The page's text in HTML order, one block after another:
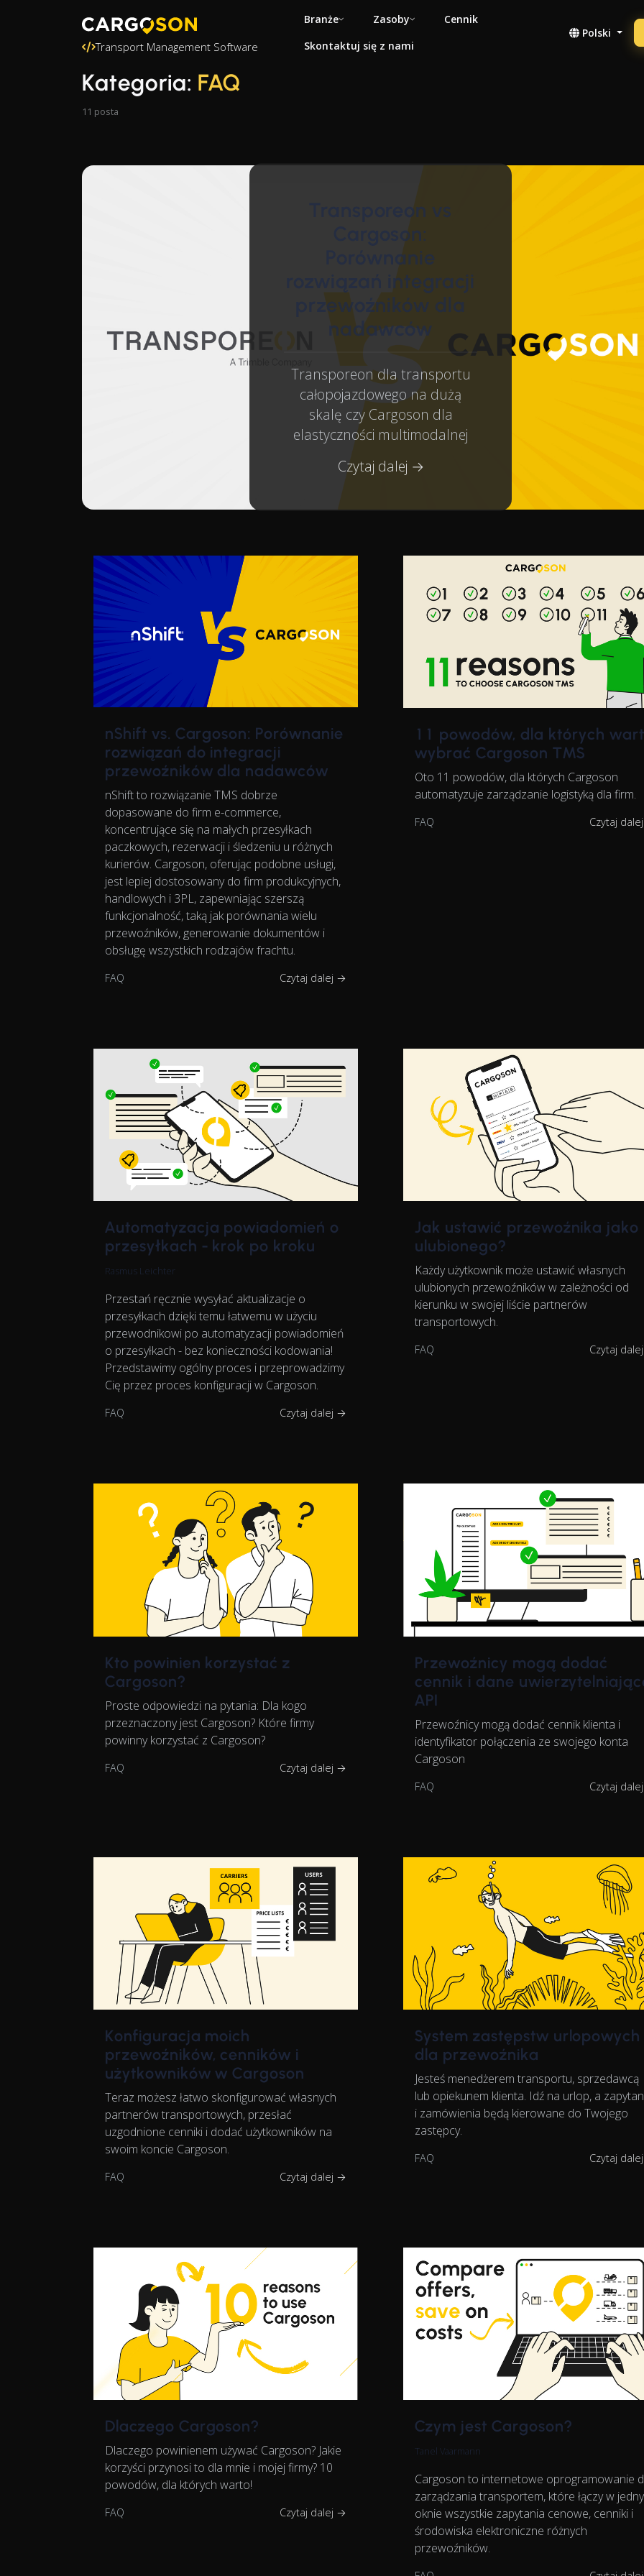
Transport Management Software
Branże Zasoby
Cennik
Skontaktuj się z nami
Polski
Kategoria: FAQ
11 posta
Transporeon vs
Cargoson:
Porównanie
rozwiązań integracji
przewoźników dla
nadawców
Transporeon dla transportu
całopojazdowego na dużą
skalę czy Cargoson dla
elastyczności multimodalnej
Czytaj dalej →
nShift vs. Cargoson: Porównanie
rozwiązań do integracji
przewoźników dla nadawców
nShift to rozwiązanie TMS dobrze
dopasowane do firm e-commerce,
koncentrujące się na małych przesyłkach
paczkowych, rezerwacji i śledzeniu u różnych
kurierów. Cargoson, oferując podobne usługi,
jest lepiej dostosowany do firm produkcyjnych,
handlowych i 3PL, zapewniając szerszą
funkcjonalność, taką jak porównania wielu
przewoźników, generowanie dokumentów i
obsługę wszystkich rodzajów frachtu.
FAQ Czytaj dalej →
11 powodów, dla których
wybrać Cargoson TMS
Oto 11 powodów, dla których Cargoson
automatyzuje zarządzanie logistyką dla firm.
FAQ Czytaj
Automatyzacja powiadomień o
przesyłkach - krok po kroku
Rasmus Leichter
Przestań ręcznie wysyłać aktualizacje o
przesyłkach dzięki temu łatwemu w użyciu
przewodnikowi po automatyzacji powiadomień
o przesyłkach - bez konieczności kodowania!
Przedstawimy ogólny proces i przeprowadzimy
Cię przez proces konfiguracji w Cargoson.
FAQ Czytaj dalej →
Jak ustawić przewoźnika jako
ulubionego?
Każdy użytkownik może ustawić własnych
ulubionych przewoźników w zależności od
kierunku w swojej liście partnerów
transportowych.
FAQ Czytaj
Kto powinien korzystać z
Cargoson?
Proste odpowiedzi na pytania: Dla kogo
przeznaczony jest Cargoson? Które firmy
powinny korzystać z Cargoson?
FAQ Czytaj dalej →
Przewoźnicy mogą dodać
cennik i dane
API
Przewoźnicy mogą dodać cennik klienta i
identyfikator połączenia ze swojego konta
Cargoson
FAQ Czytaj
Konfiguracja moich
przewoźników, cenników i
użytkowników w Cargoson
Teraz możesz łatwo skonfigurować własnych
partnerów transportowych, przesłać
uzgodnione cenniki i dodać użytkowników na
swoim koncie Cargoson.
FAQ Czytaj dalej →
System zastępstw urlopowych
dla przewoźnika
Jesteś menedżerem transportu, sprzedawcą
lub opiekunem klienta. Idź na urlop, a
i zamówienia będą kierowane do Twojego
zastępcy.
FAQ Czytaj
Dlaczego Cargoson?
Dlaczego powinienem używać Cargoson? Jakie
korzyści przynosi to dla mnie i mojej firmy? 10
powodów, dla których warto!
FAQ Czytaj dalej →
Czym jest Cargoson?
Tanel Vaarmann
Cargoson to internetowe oprogramowanie
zarządzania transportem, które łączy w
oknie wszystkie zapytania cenowe, cenniki i
środowiska elektroniczne różnych
przewoźników.